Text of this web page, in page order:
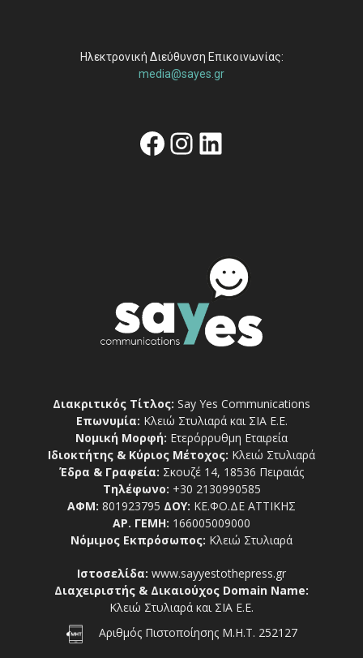
Ηλεκτρονική Διεύθυνση Επικοινωνίας:
media@sayes.gr
Facebook
Instagram
Linkedin
Διακριτικός Τίτλος: Say Yes Communications
Επωνυμία: Κλειώ Στυλιαρά και ΣΙΑ Ε.Ε.
Νομική Μορφή: Ετερόρρυθμη Εταιρεία
Ιδιοκτήτης & Κύριος Μέτοχος: Κλειώ Στυλιαρά
Έδρα & Γραφεία: Σκουζέ 14, 18536 Πειραιάς
Τηλέφωνο: +30 2130990585
ΑΦΜ: 801923795 ΔΟΥ: ΚΕ.ΦΟ.ΔΕ ΑΤΤΙΚΗΣ
ΑΡ. ΓΕΜΗ: 166005009000
Νόμιμος Εκπρόσωπος: Κλειώ Στυλιαρά
Ιστοσελίδα: www.sayyestothepress.gr
Διαχειριστής & Δικαιούχος Domain Name:
Κλειώ Στυλιαρά και ΣΙΑ Ε.Ε.
Αριθμός Πιστοποίησης Μ.Η.Τ. 252127